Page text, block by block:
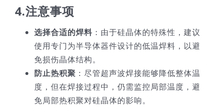
4.注意事项
选择合适的焊料 ：由于硅晶体的特殊性，建议
使用专门为半导体器件设计的低温焊料，以避
免损伤晶体结构。
防止热积聚 ：尽管超声波焊接能够降低整体温
度，但在焊接过程中，仍需监控局部温度，避
免局部热积聚对硅晶体的影响。